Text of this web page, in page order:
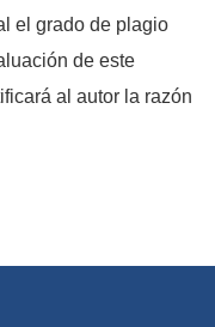
el grado de plagio
de este
al autor la razón